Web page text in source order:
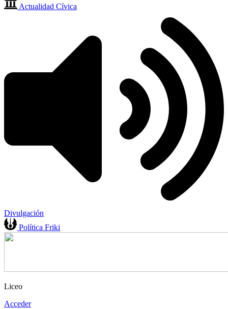
Actualidad Cívica
Divulgación
Política Friki
Liceo
Acceder